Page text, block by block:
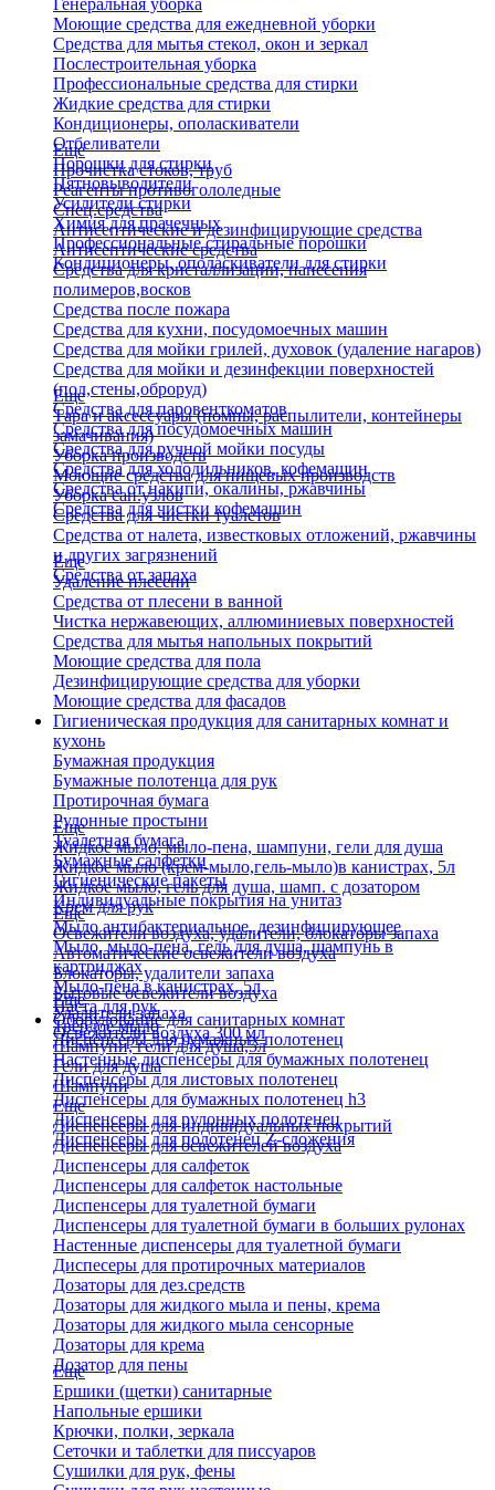
Генеральная уборка
Моющие средства для ежедневной уборки
Средства для мытья стекол, окон и зеркал
Послестроительная уборка
Профессиональные средства для стирки
Жидкие средства для стирки
Кондиционеры, ополаскиватели
Отбеливатели
Порошки для стирки
Пятновыводители
Усилители стирки
Химия для прачечных
Профессиональные стиральные порошки
Кондиционеры, ополаскиватели для стирки
Еще
Прочистка стоков, труб
Реагенты противогололедные
Спец.средства
Антисептические и дезинфицирующие средства
Антисептические средства
Средства для кристаллизации, нанесения
полимеров,восков
Средства после пожара
Средства для кухни, посудомоечных машин
Средства для мойки грилей, духовок (удаление нагаров)
Средства для мойки и дезинфекции поверхностей
(пол,стены,оброруд)
Средства для паровенткоматов
Средства для посудомоечных машин
Средства для ручной мойки посуды
Средства для холодильников, кофемашин
Средства от накипи, окалины, ржавчины
Средства для чистки кофемашин
Еще
Тара и аксессуары (помпы, распылители, контейнеры
замачивания)
Уборка производств
Моющие средства для пищевых производств
Уборка сан.узлов
Средства для чистки туалетов
Средства от налета, известковых отложений, ржавчины
и других загрязнений
Средства от запаха
Еще
Удаление плесени
Средства от плесени в ванной
Чистка нержавеющих, аллюминиевых поверхностей
Средства для мытья напольных покрытий
Моющие средства для пола
Дезинфицирующие средства для уборки
Моющие средства для фасадов
Гигиеническая продукция для санитарных комнат и
кухонь
Бумажная продукция
Бумажные полотенца для рук
Протирочная бумага
Рулонные простыни
Туалетная бумага
Бумажные салфетки
Гигиенические пакеты
Индивидуальные покрытия на унитаз
Еще
Жидкое мыло, мыло-пена, шампуни, гели для душа
Жидкое мыло (крем-мыло,гель-мыло)в канистрах, 5л
Жидкое мыло, гель для душа, шамп. с дозатором
Крем для рук
Мыло антибактериальное, дезинфицирующее
Мыло, мыло-пена, гель для душа, шампунь в
картриджах
Мыло-пена в канистрах, 5л
Паста для рук
Твердое мыло
Шампуни, гели для душа,5л
Гели для душа
Шампуни
Еще
Освежители воздуха, удалители, блокаторы запаха
Автоматические освежители воздуха
Блокаторы, удалители запаха
Бытовые освежители воздуха
Удалители запаха
Освежители воздуха 300 мл
Еще
Оборудование для санитарных комнат
Диспенсеры для бумажных полотенец
Настенные диспенсеры для бумажных полотенец
Диспенсеры для листовых полотенец
Диспенсеры для бумажных полотенец h3
Диспенсеры для рулонных полотенец
Диспенсеры для полотенец Z-сложения
Еще
Диспенсеры для индивидуальных покрытий
Диспенсеры для освежителей воздуха
Диспенсеры для салфеток
Диспенсеры для салфеток настольные
Диспенсеры для туалетной бумаги
Диспенсеры для туалетной бумаги в больших рулонах
Настенные диспенсеры для туалетной бумаги
Диспесеры для протирочных материалов
Дозаторы для дез.средств
Дозаторы для жидкого мыла и пены, крема
Дозаторы для жидкого мыла сенсорные
Дозаторы для крема
Дозатор для пены
Еще
Ершики (щетки) санитарные
Напольные ершики
Крючки, полки, зеркала
Сеточки и таблетки для писсуаров
Сушилки для рук, фены